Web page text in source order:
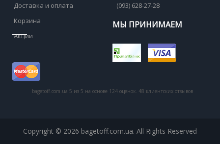
Доставка и оплата
Корзина
Акции
(093) 628-27-28
МЫ ПРИНИМАЕМ
bagetoff.com.ua 5 из 5 на основе 124 оценок. 48 клиентских отзывов
Copyright © 2026 bagetoff.com.ua. All Rights Reserved